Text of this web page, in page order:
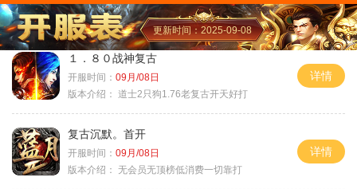
更新时间：2025-09-08
１．８０战神复古
开服时间： 09月/08日
版本介绍： 道士2只狗1.76老复古开天好打
详情
复古沉默。首开
开服时间： 09月/08日
版本介绍： 无会员无顶榜低消费一切靠打
详情